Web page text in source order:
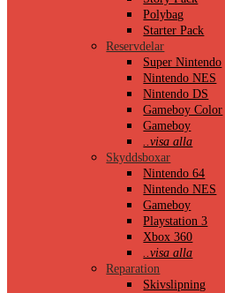
Polybag
Starter Pack
Reservdelar
Super Nintendo
Nintendo NES
Nintendo DS
Gameboy Color
Gameboy
..visa alla
Skyddsboxar
Nintendo 64
Nintendo NES
Gameboy
Playstation 3
Xbox 360
..visa alla
Reparation
Skivslipning